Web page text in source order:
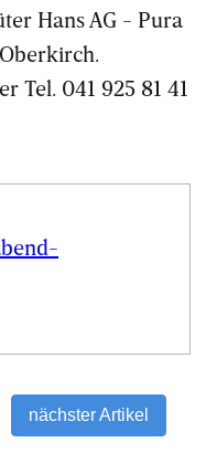
Hans AG - Pura
Tel. 041 925 81 41
nächster Artikel